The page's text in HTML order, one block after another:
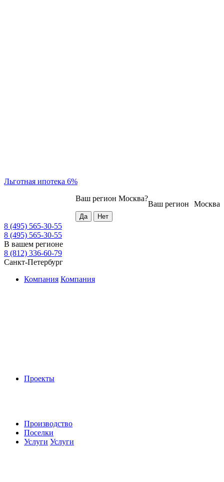
Льготная ипотека 6%
Москва
Ваш регион
Ваш регион Москва?
8 (495) 565-30-55
8 (495) 565-30-55
В вашем регионе
8 (812) 336-60-79
Санкт-Петербург
Компания Компания
Проекты
Производство
Поселки
Услуги Услуги